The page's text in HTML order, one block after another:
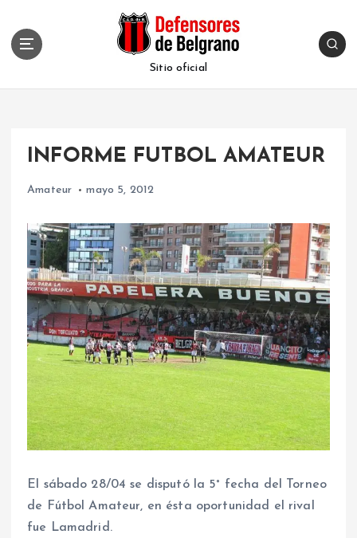
Sitio oficial
INFORME FUTBOL AMATEUR
Amateur mayo 5, 2012
El sábado 28/04 se disputó la 5° fecha del Torneo
de Fútbol Amateur, en ésta oportunidad el rival
fue Lamadrid.